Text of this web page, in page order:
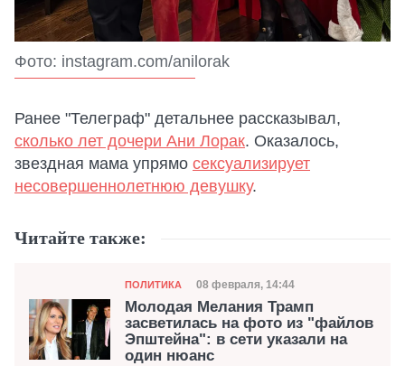
Фото: instagram.com/anilorak
Ранее "Телеграф" детальнее рассказывал,
сколько лет дочери Ани Лорак. Оказалось,
звездная мама упрямо сексуализирует
несовершеннолетнюю девушку.
Читайте также:
Категория
ПОЛИТИКА Дата публикации
08 февраля, 14:44
Молодая Мелания Трамп
засветилась на фото из "файлов
Эпштейна": в сети указали на
один нюанс